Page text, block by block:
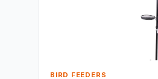
BIRD FEEDERS